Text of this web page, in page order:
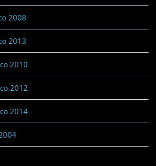
2008
2013
2010
2012
2014